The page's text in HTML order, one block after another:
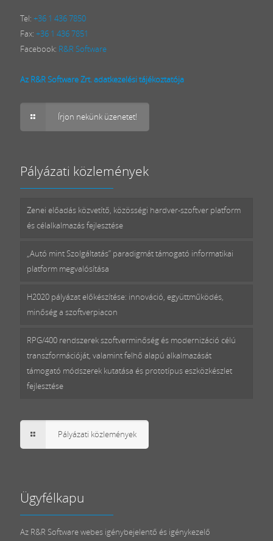
Tel: +36 1 436 7850
Fax: +36 1 436 7851
Facebook: R&R Software
Az R&R Software Zrt. adatkezelési tájékoztatója
Írjon nekünk üzenetet!
Pályázati közlemények
Zenei előadás közvetítő, közösségi hardver-szoftver platform
és célalkalmazás fejlesztése
„Autó mint Szolgáltatás” paradigmát támogató informatikai
platform megvalósítása
H2020 pályázat előkészítése: innováció, együttműködés,
minőség a szoftverpiacon
RPG/400 rendszerek szoftverminőség és modernizáció célú
transzformációját, valamint felhő alapú alkalmazását
támogató módszerek kutatása és prototípus eszközkészlet
fejlesztése
Pályázati közlemények
Ügyfélkapu
Az R&R Software webes igénybejelentő és igénykezelő